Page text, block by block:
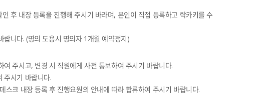
후 내장 등록을 진행해 주시기 바라며, 본인이 직접 등록하고 락카키를 수
랍니다. (명의 도용시 명의자 1개월 예약정지)
여 주시고, 변경 시 직원에게 사전 통보하여 주시기 바랍니다.
주시기 바랍니다.
스크 내장 등록 후 진행요원의 안내에 따라 합류하여 주시기 바랍니다.